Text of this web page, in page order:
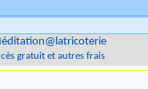
gratuit et autres frais